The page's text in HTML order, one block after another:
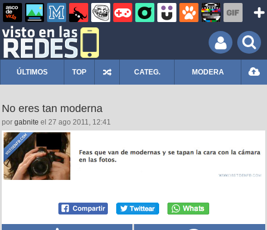
ÚLTIMOS TOP CATEG. MODERA
No eres tan moderna
por gabnite el 27 ago 2011, 12:41